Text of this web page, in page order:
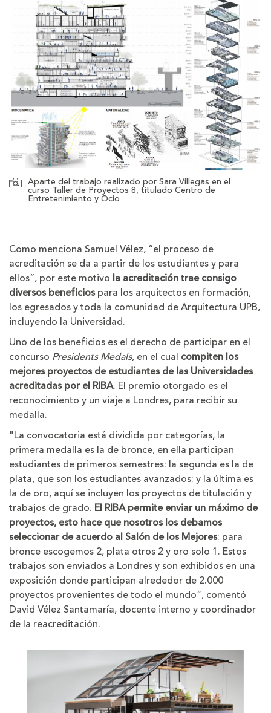
Aparte del trabajo realizado por Sara Villegas en el
curso Taller de Proyectos 8, titulado Centro de
Entretenimiento y Ocio
Como menciona Samuel Vélez, “el proceso de
acreditación se da a partir de los estudiantes y para
ellos”, por este motivo la acreditación trae consigo
diversos beneficios para los arquitectos en formación,
los egresados y toda la comunidad de Arquitectura UPB,
incluyendo la Universidad.
Uno de los beneficios es el derecho de participar en el
concurso Presidents Medals, en el cual compiten los
mejores proyectos de estudiantes de las Universidades
acreditadas por el RIBA. El premio otorgado es el
reconocimiento y un viaje a Londres, para recibir su
medalla.
"La convocatoria está dividida por categorías, la
primera medalla es la de bronce, en ella participan
estudiantes de primeros semestres: la segunda es la de
plata, que son los estudiantes avanzados; y la última es
la de oro, aquí se incluyen los proyectos de titulación y
trabajos de grado. El RIBA permite enviar un máximo de
proyectos, esto hace que nosotros los debamos
seleccionar de acuerdo al Salón de los Mejores: para
bronce escogemos 2, plata otros 2 y oro solo 1. Estos
trabajos son enviados a Londres y son exhibidos en una
exposición donde participan alrededor de 2.000
proyectos provenientes de todo el mundo”, comentó
David Vélez Santamaría, docente interno y coordinador
de la reacreditación.